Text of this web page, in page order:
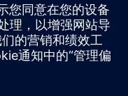
。
。